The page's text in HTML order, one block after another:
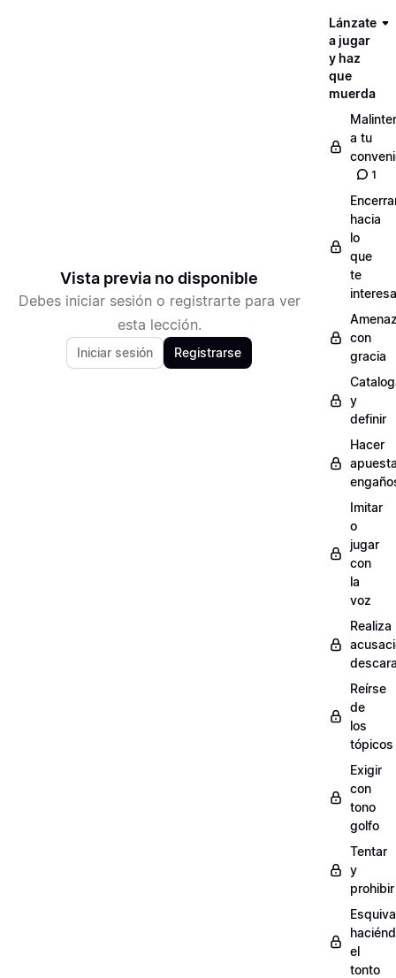
Vista previa no disponible
Debes iniciar sesión o registrarte para ver
esta lección.
Iniciar sesión Registrarse
Lánzate
a jugar
y haz
que
muerda
a tu
1
hacia
lo
que
te
interesa
con
gracia
y
definir
Hacer
Imitar
o
jugar
con
la
voz
Realiza
Reírse
de
los
tópicos
Exigir
con
tono
golfo
Tentar
y
prohibir
el
tonto